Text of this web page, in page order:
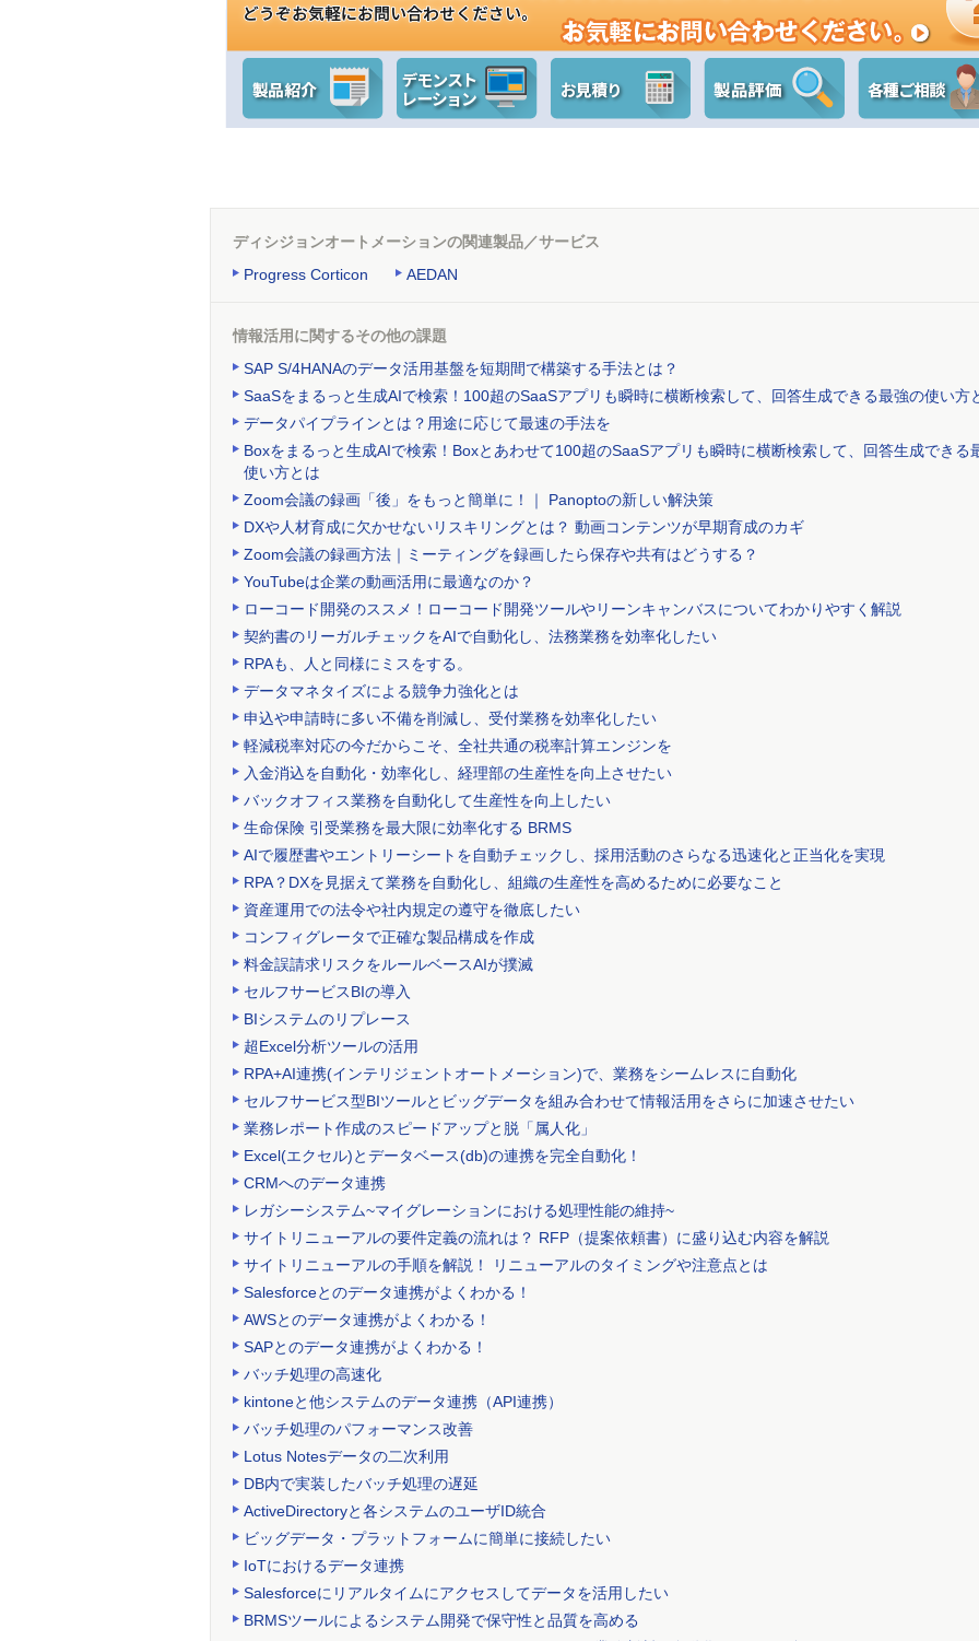
ディシジョンオートメーションの関連製品／サービス
Progress Corticon
AEDAN
情報活用に関するその他の課題
SAP S/4HANAのデータ活用基盤を短期間で構築する手法とは？
SaaSをまるっと生成AIで検索！100超のSaaSアプリも瞬時に横断検索して、回答生成できる最強の使い方
データパイプラインとは？用途に応じて最速の手法を
Boxをまるっと生成AIで検索！Boxとあわせて100超のSaaSアプリも瞬時に横断検索して、回答生成できる
使い方とは
Zoom会議の録画「後」をもっと簡単に！｜ Panoptoの新しい解決策
DXや人材育成に欠かせないリスキリングとは？ 動画コンテンツが早期育成のカギ
Zoom会議の録画方法｜ミーティングを録画したら保存や共有はどうする？
YouTubeは企業の動画活用に最適なのか？
ローコード開発のススメ！ローコード開発ツールやリーンキャンバスについてわかりやすく解説
契約書のリーガルチェックをAIで自動化し、法務業務を効率化したい
RPAも、人と同様にミスをする。
データマネタイズによる競争力強化とは
申込や申請時に多い不備を削減し、受付業務を効率化したい
軽減税率対応の今だからこそ、全社共通の税率計算エンジンを
入金消込を自動化・効率化し、経理部の生産性を向上させたい
バックオフィス業務を自動化して生産性を向上したい
生命保険 引受業務を最大限に効率化する BRMS
AIで履歴書やエントリーシートを自動チェックし、採用活動のさらなる迅速化と正当化を実現
RPA？DXを見据えて業務を自動化し、組織の生産性を高めるために必要なこと
資産運用での法令や社内規定の遵守を徹底したい
コンフィグレータで正確な製品構成を作成
料金誤請求リスクをルールベースAIが撲滅
セルフサービスBIの導入
BIシステムのリプレース
超Excel分析ツールの活用
RPA+AI連携(インテリジェントオートメーション)で、業務をシームレスに自動化
セルフサービス型BIツールとビッグデータを組み合わせて情報活用をさらに加速させたい
業務レポート作成のスピードアップと脱「属人化」
Excel(エクセル)とデータベース(db)の連携を完全自動化！
CRMへのデータ連携
レガシーシステム~マイグレーションにおける処理性能の維持~
サイトリニューアルの要件定義の流れは？ RFP（提案依頼書）に盛り込む内容を解説
サイトリニューアルの手順を解説！ リニューアルのタイミングや注意点とは
Salesforceとのデータ連携がよくわかる！
AWSとのデータ連携がよくわかる！
SAPとのデータ連携がよくわかる！
バッチ処理の高速化
kintoneと他システムのデータ連携（API連携）
バッチ処理のパフォーマンス改善
Lotus Notesデータの二次利用
DB内で実装したバッチ処理の遅延
ActiveDirectoryと各システムのユーザID統合
ビッグデータ・プラットフォームに簡単に接続したい
IoTにおけるデータ連携
Salesforceにリアルタイムにアクセスしてデータを活用したい
BRMSツールによるシステム開発で保守性と品質を高める